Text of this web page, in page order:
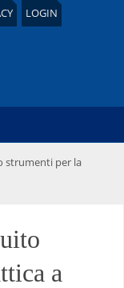
LOGIN
strumenti per la
a